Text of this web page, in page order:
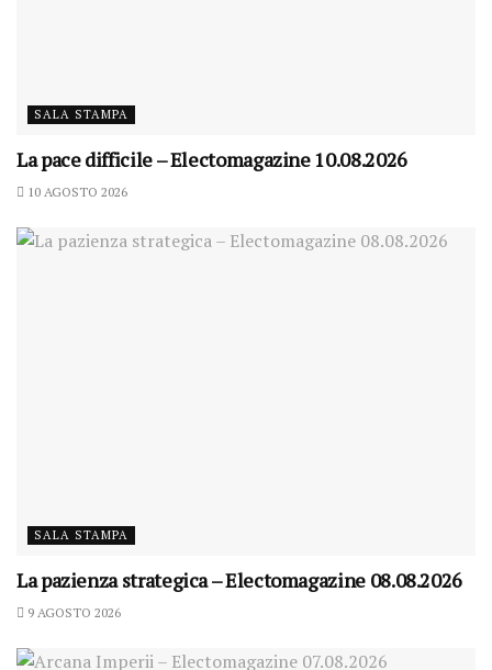
SALA STAMPA
La pace difficile – Electomagazine 10.08.2026
10 AGOSTO 2026
SALA STAMPA
La pazienza strategica – Electomagazine 08.08.2026
9 AGOSTO 2026